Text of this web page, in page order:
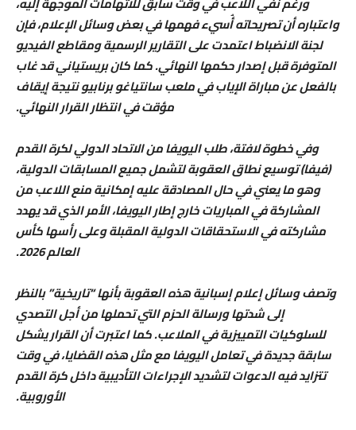
واعتباره أن تصريحاته أُسيء فهمها في بعض وسائل الإعلام، فإن
لجنة الانضباط اعتمدت على التقارير الرسمية ومقاطع الفيديو
المتوفرة قبل إصدار حكمها النهائي. كما كان بريستياني قد غاب
بالفعل عن مباراة الإياب في ملعب سانتياغو برنابيو نتيجة إيقاف
مؤقت في انتظار القرار النهائي.
وفي خطوة لافتة، طلب اليويفا من الاتحاد الدولي لكرة القدم
(فيفا) توسيع نطاق العقوبة لتشمل جميع المسابقات الدولية،
وهو ما يعني في حال المصادقة عليه إمكانية منع اللاعب من
المشاركة في المباريات خارج إطار اليويفا، الأمر الذي قد يهدد
مشاركته في الاستحقاقات الدولية المقبلة وعلى رأسها كأس
العالم 2026.
وتصف وسائل إعلام إسبانية هذه العقوبة بأنها “تاريخية” بالنظر
إلى شدتها ورسالة الحزم التي تحملها من أجل التصدي
للسلوكيات التمييزية في الملاعب. كما اعتبرت أن القرار يشكل
سابقة جديدة في تعامل اليويفا مع مثل هذه القضايا، في وقت
تتزايد فيه الدعوات لتشديد الإجراءات التأديبية داخل كرة القدم
الأوروبية.